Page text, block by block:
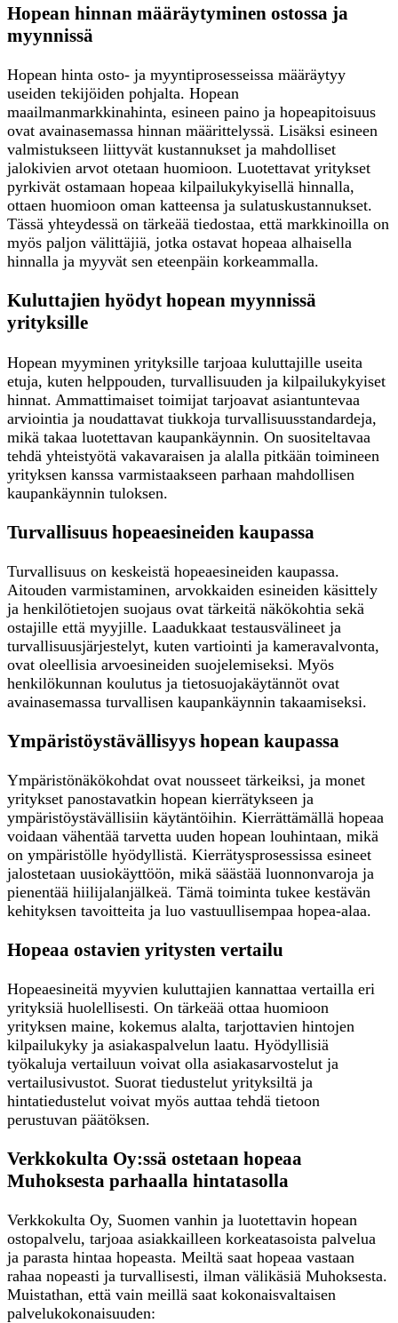
Hopean hinnan määräytyminen ostossa ja
myynnissä
Hopean hinta osto- ja myyntiprosesseissa määräytyy
useiden tekijöiden pohjalta. Hopean
maailmanmarkkinahinta, esineen paino ja hopeapitoisuus
ovat avainasemassa hinnan määrittelyssä. Lisäksi esineen
valmistukseen liittyvät kustannukset ja mahdolliset
jalokivien arvot otetaan huomioon. Luotettavat yritykset
pyrkivät ostamaan hopeaa kilpailukykyisellä hinnalla,
ottaen huomioon oman katteensa ja sulatuskustannukset.
Tässä yhteydessä on tärkeää tiedostaa, että markkinoilla on
myös paljon välittäjiä, jotka ostavat hopeaa alhaisella
hinnalla ja myyvät sen eteenpäin korkeammalla.
Kuluttajien hyödyt hopean myynnissä
yrityksille
Hopean myyminen yrityksille tarjoaa kuluttajille useita
etuja, kuten helppouden, turvallisuuden ja kilpailukykyiset
hinnat. Ammattimaiset toimijat tarjoavat asiantuntevaa
arviointia ja noudattavat tiukkoja turvallisuusstandardeja,
mikä takaa luotettavan kaupankäynnin. On suositeltavaa
tehdä yhteistyötä vakavaraisen ja alalla pitkään toimineen
yrityksen kanssa varmistaakseen parhaan mahdollisen
kaupankäynnin tuloksen.
Turvallisuus hopeaesineiden kaupassa
Turvallisuus on keskeistä hopeaesineiden kaupassa.
Aitouden varmistaminen, arvokkaiden esineiden käsittely
ja henkilötietojen suojaus ovat tärkeitä näkökohtia sekä
ostajille että myyjille. Laadukkaat testausvälineet ja
turvallisuusjärjestelyt, kuten vartiointi ja kameravalvonta,
ovat oleellisia arvoesineiden suojelemiseksi. Myös
henkilökunnan koulutus ja tietosuojakäytännöt ovat
avainasemassa turvallisen kaupankäynnin takaamiseksi.
Ympäristöystävällisyys hopean kaupassa
Ympäristönäkökohdat ovat nousseet tärkeiksi, ja monet
yritykset panostavatkin hopean kierrätykseen ja
ympäristöystävällisiin käytäntöihin. Kierrättämällä hopeaa
voidaan vähentää tarvetta uuden hopean louhintaan, mikä
on ympäristölle hyödyllistä. Kierrätysprosessissa esineet
jalostetaan uusiokäyttöön, mikä säästää luonnonvaroja ja
pienentää hiilijalanjälkeä. Tämä toiminta tukee kestävän
kehityksen tavoitteita ja luo vastuullisempaa hopea-alaa.
Hopeaa ostavien yritysten vertailu
Hopeaesineitä myyvien kuluttajien kannattaa vertailla eri
yrityksiä huolellisesti. On tärkeää ottaa huomioon
yrityksen maine, kokemus alalta, tarjottavien hintojen
kilpailukyky ja asiakaspalvelun laatu. Hyödyllisiä
työkaluja vertailuun voivat olla asiakasarvostelut ja
vertailusivustot. Suorat tiedustelut yrityksiltä ja
hintatiedustelut voivat myös auttaa tehdä tietoon
perustuvan päätöksen.
Verkkokulta Oy:ssä ostetaan hopeaa
Muhoksesta parhaalla hintatasolla
Verkkokulta Oy, Suomen vanhin ja luotettavin hopean
ostopalvelu, tarjoaa asiakkailleen korkeatasoista palvelua
ja parasta hintaa hopeasta. Meiltä saat hopeaa vastaan
rahaa nopeasti ja turvallisesti, ilman välikäsiä Muhoksesta.
Muistathan, että vain meillä saat kokonaisvaltaisen
palvelukokonaisuuden: